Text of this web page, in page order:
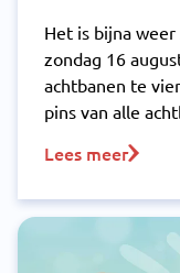
Het is bijna
zondag 16
achtbanen te
pins van alle
Lees meer